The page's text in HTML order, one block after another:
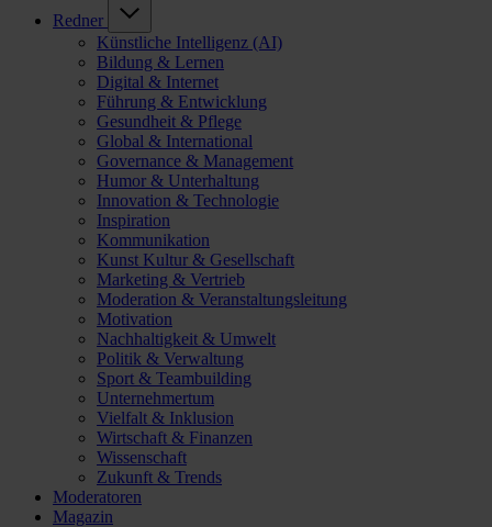
Redner
Künstliche Intelligenz (AI)
Bildung & Lernen
Digital & Internet
Führung & Entwicklung
Gesundheit & Pflege
Global & International
Governance & Management
Humor & Unterhaltung
Innovation & Technologie
Inspiration
Kommunikation
Kunst Kultur & Gesellschaft
Marketing & Vertrieb
Moderation & Veranstaltungsleitung
Motivation
Nachhaltigkeit & Umwelt
Politik & Verwaltung
Sport & Teambuilding
Unternehmertum
Vielfalt & Inklusion
Wirtschaft & Finanzen
Wissenschaft
Zukunft & Trends
Moderatoren
Magazin